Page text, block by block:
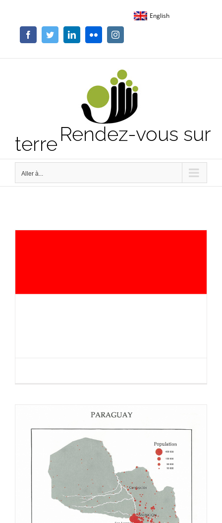
contenu
English
FacebookTwitterLinkedInFlickr Instagram
Rendez-vous sur
terre
Aller à...